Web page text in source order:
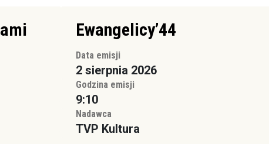
Ewangelicy’44
Data emisji
2 sierpnia 2026
Godzina emisji
9:10
Nadawca
TVP Kultura